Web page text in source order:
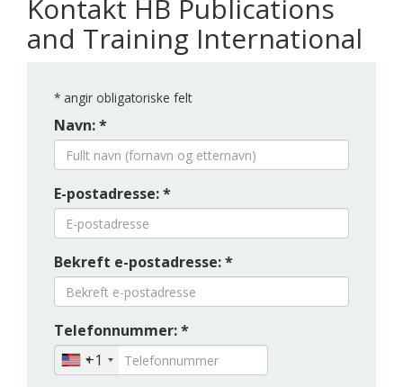
Kontakt HB Publications
and Training International
* angir obligatoriske felt
Navn: *
E-postadresse: *
Bekreft e-postadresse: *
Telefonnummer: *
+1